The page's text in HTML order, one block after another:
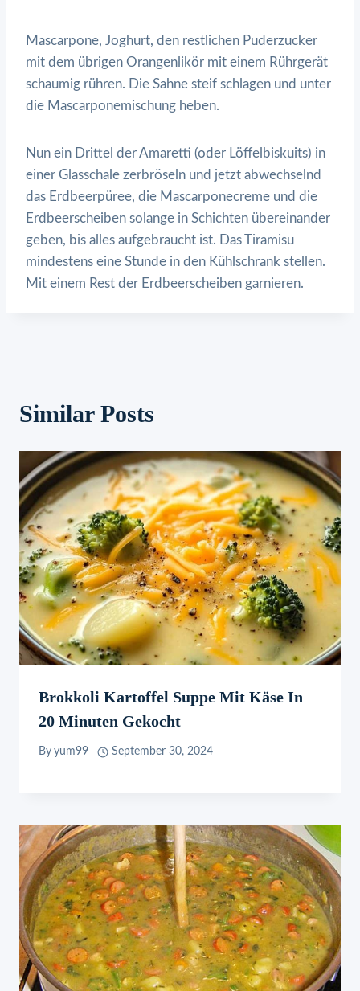
Mascarpone, Joghurt, den restlichen Puderzucker
mit dem übrigen Orangenlikör mit einem Rührgerät
schaumig rühren. Die Sahne steif schlagen und unter
die Mascarponemischung heben.
Nun ein Drittel der Amaretti (oder Löffelbiskuits) in
einer Glasschale zerbröseln und jetzt abwechselnd
das Erdbeerpüree, die Mascarponecreme und die
Erdbeerscheiben solange in Schichten übereinander
geben, bis alles aufgebraucht ist. Das Tiramisu
mindestens eine Stunde in den Kühlschrank stellen.
Mit einem Rest der Erdbeerscheiben garnieren.
Similar Posts
Brokkoli Kartoffel Suppe Mit Käse In
20 Minuten Gekocht
By yum99 September 30, 2024